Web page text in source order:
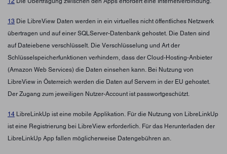
13 Die LibreView Daten werden in ein virtuelles nicht öffentliches Netzwerk
übertragen und auf einer SQLServer-Datenbank gehostet. Die Daten sind
auf Dateiebene verschlüsselt. Die Verschlüsselung und Art der
Schlüsselspeicherfunktionen verhindern, dass der Cloud-Hosting-Anbieter
(Amazon Web Services) die Daten einsehen kann. Bei Nutzung von
LibreView in Österreich werden die Daten auf Servern in der EU gehostet.
Der Zugang zum jeweiligen Nutzer-Account ist passwortgeschützt.
14 LibreLinkUp ist eine mobile Applikation. Für die Nutzung von LibreLinkUp
ist eine Registrierung bei LibreView erforderlich. Für das Herunterladen der
LibreLinkUp App fallen möglicherweise Datengebühren an.